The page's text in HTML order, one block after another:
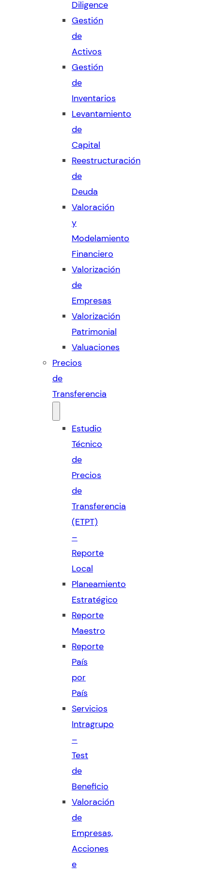
Diligence
Gestión
de
Activos
Gestión
de
Inventarios
Levantamiento
de
Capital
Reestructuración
de
Deuda
Valoración
y
Modelamiento
Financiero
Valorización
de
Empresas
Valorización
Patrimonial
Valuaciones
Precios
de
Transferencia
Estudio
Técnico
de
Precios
de
Transferencia
(ETPT)
–
Reporte
Local
Planeamiento
Estratégico
Reporte
Maestro
Reporte
País
por
País
Servicios
Intragrupo
–
Test
de
Beneficio
Valoración
de
Empresas,
Acciones
e